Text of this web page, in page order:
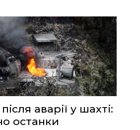
аварії у шахті:
останки